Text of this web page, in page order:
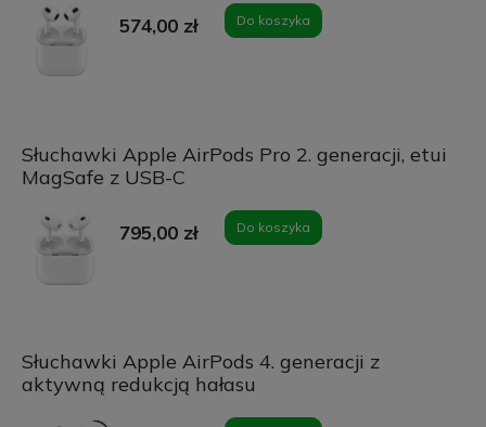
574,00 zł Do koszyka
Słuchawki Apple AirPods Pro 2. generacji, etui
MagSafe z USB-C
795,00 zł Do koszyka
Słuchawki Apple AirPods 4. generacji z
aktywną redukcją hałasu